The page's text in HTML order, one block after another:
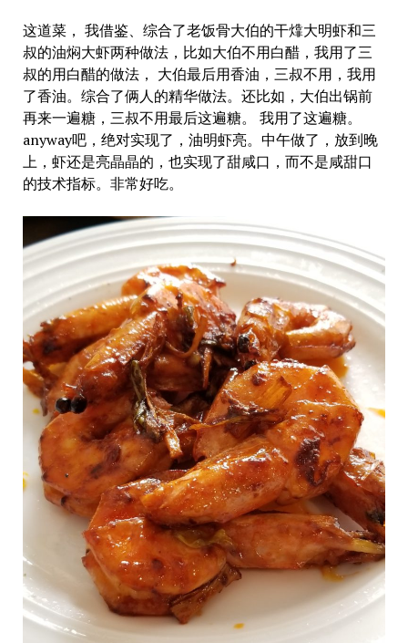
这道菜， 我借鉴、综合了老饭骨大伯的干㸆大明虾和三
叔的油焖大虾两种做法，比如大伯不用白醋，我用了三
叔的用白醋的做法， 大伯最后用香油，三叔不用，我用
了香油。综合了俩人的精华做法。还比如，大伯出锅前
再来一遍糖，三叔不用最后这遍糖。 我用了这遍糖。
anyway吧，绝对实现了，油明虾亮。中午做了，放到晚
上，虾还是亮晶晶的，也实现了甜咸口，而不是咸甜口
的技术指标。非常好吃。